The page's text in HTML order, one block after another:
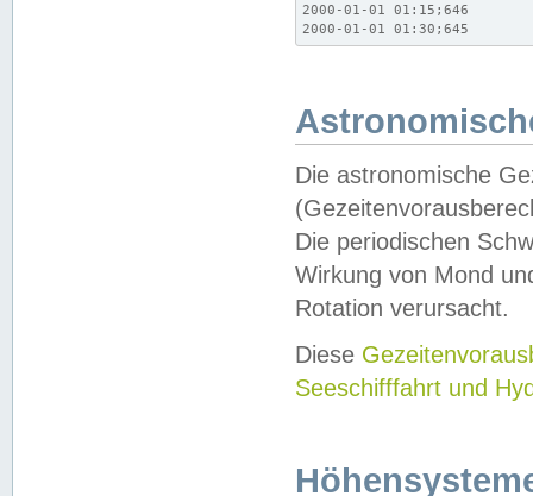
2000-01-01 01:15;646
2000-01-01 01:30;645
Die astronomische
Die periodischen
Wirkung von Mond
Rotation verursacht.
Diese
Seeschifffahrt und